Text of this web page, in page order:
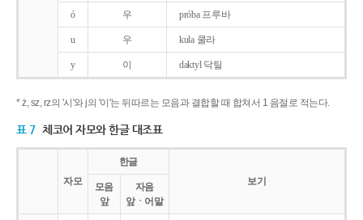
ó 우 próba 프루바
u 우 kula 쿨라
y 이 daktyl 닥틸
* ż, sz, rz의 '시'와 j의 '이'는 뒤따르는 모음과 결합할 때 합쳐서 1 음절로 적는다.
표 7 체코어 자모와 한글 대조표
자모
한글
보기
모음
앞
자음
앞ㆍ어말